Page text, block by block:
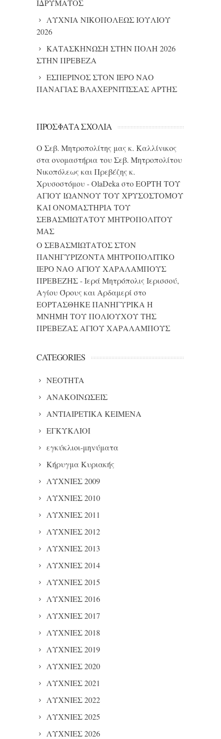
ΙΔΡΥΜΑΤΟΣ
ΛΥΧΝΙΑ ΝΙΚΟΠΟΛΕΩΣ ΙΟΥΛΙΟΥ
2026
ΚΑΤΑΣΚΗΝΩΣΗ ΣΤΗΝ ΠΟΛΗ 2026
ΣΤΗΝ ΠΡΕΒΕΖΑ
ΕΣΠΕΡΙΝΟΣ ΣΤΟΝ ΙΕΡΟ ΝΑΟ
ΠΑΝΑΓΙΑΣ ΒΛΑΧΕΡΝΙΤΙΣΣΑΣ ΑΡΤΗΣ
ΠΡΌΣΦΑΤΑ ΣΧΌΛΙΑ
Ο Σεβ. Μητροπολίτης μας κ. Καλλίνικος
στα ονομαστήρια του Σεβ. Μητροπολίτου
Νικοπόλεως και Πρεβέζης κ.
Χρυσοστόμου - OlaDeka στοΕΟΡΤΗ ΤΟΥ
ΑΓΙΟΥ ΙΩΑΝΝΟΥ ΤΟΥ ΧΡΥΣΟΣΤΟΜΟΥ
ΚΑΙ ONΟΜΑΣΤΗΡΙΑ ΤΟΥ
ΣΕΒΑΣΜΙΩΤΑΤΟΥ ΜΗΤΡΟΠΟΛΙΤΟΥ
ΜΑΣ
Ο ΣΕΒΑΣΜΙΩΤΑΤΟΣ ΣΤΟΝ
ΠΑΝΗΓΥΡΙΖΟΝΤΑ ΜΗΤΡΟΠΟΛΙΤΙΚΟ
ΙΕΡΟ ΝΑΟ ΑΓΙΟΥ ΧΑΡΑΛΑΜΠΟΥΣ
ΠΡΕΒΕΖΗΣ - Ιερά Μητρόπολις Ιερισσού,
Αγίου Όρους και Αρδαμερίστο
ΕΟΡΤΑΣΘΗΚΕ ΠΑΝΗΓΥΡΙΚΑ Η
ΜΝΗΜΗ ΤΟΥ ΠΟΛΙΟΥΧΟΥ ΤΗΣ
ΠΡΕΒΕΖΑΣ ΑΓΙΟΥ ΧΑΡΑΛΑΜΠΟΥΣ
CATEGORIES
NEOTHTA
ΑΝΑΚΟΙΝΩΣΕΙΣ
ΑΝΤΙΑΙΡΕΤΙΚΑ ΚΕΙΜΕΝΑ
ΕΓΚΥΚΛΙΟΙ
εγκύκλιοι-μηνύματα
Κήρυγμα Κυριακής
ΛΥΧΝΙΕΣ 2009
ΛΥΧΝΙΕΣ 2010
ΛΥΧΝΙΕΣ 2011
ΛΥΧΝΙΕΣ 2012
ΛΥΧΝΙΕΣ 2013
ΛΥΧΝΙΕΣ 2014
ΛΥΧΝΙΕΣ 2015
ΛΥΧΝΙΕΣ 2016
ΛΥΧΝΙΕΣ 2017
ΛΥΧΝΙΕΣ 2018
ΛΥΧΝΙΕΣ 2019
ΛΥΧΝΙΕΣ 2020
ΛΥΧΝΙΕΣ 2021
ΛΥΧΝΙΕΣ 2022
ΛΥΧΝΙΕΣ 2025
ΛΥΧΝΙΕΣ 2026